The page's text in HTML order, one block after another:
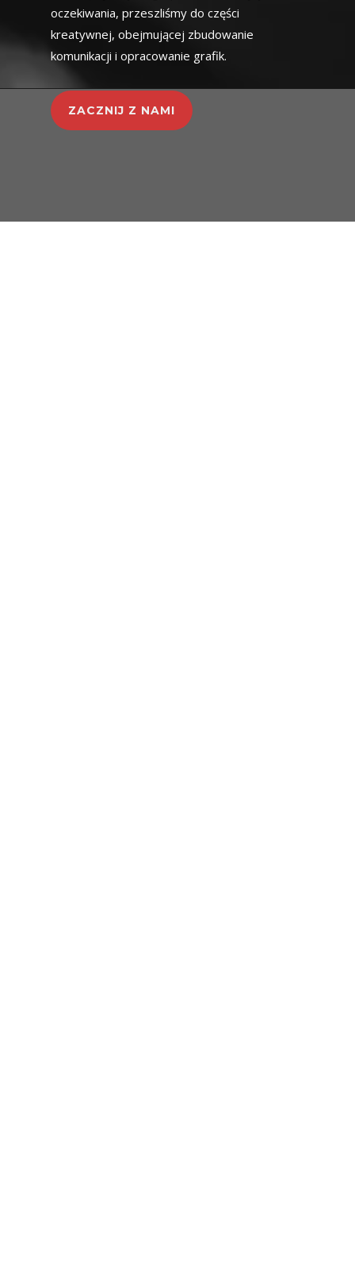
oczekiwania, przeszliśmy do części
kreatywnej, obejmującej zbudowanie
komunikacji i opracowanie grafik.
ZACZNIJ Z NAMI